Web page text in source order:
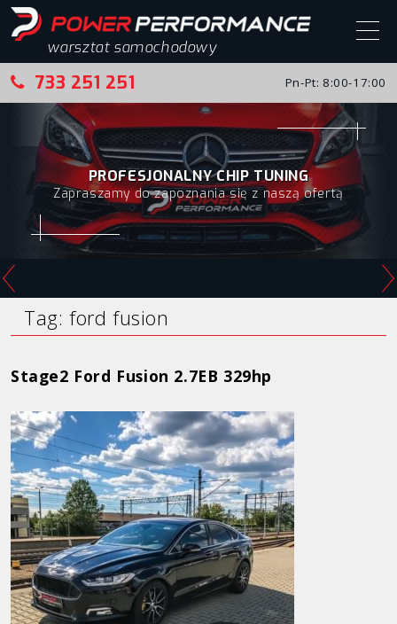
warsztat samochodowy
733 251 251 Pn-Pt: 8:00-17:00
Start
Chip tuning
Chip tuning – realizacje
Alfa Romeo
BMW
Fiat
Ford
Honda
Hyundai
Infiniti
KIA
Land Rover
PROFESJONALNY CHIP TUNING
Zapraszamy do zapoznania się z naszą ofertą
Tag: ford fusion
Stage2 Ford Fusion 2.7EB 329hp